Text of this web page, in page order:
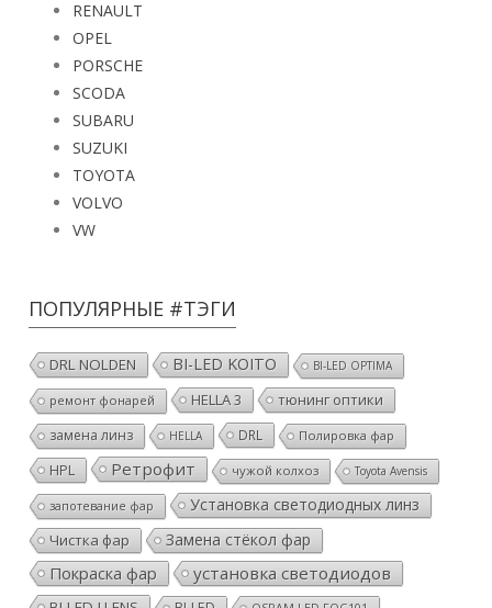
RENAULT
OPEL
PORSCHE
SCODA
SUBARU
SUZUKI
TOYOTA
VOLVO
VW
ПОПУЛЯРНЫЕ #ТЭГИ
DRL NOLDEN BI-LED KOITO BI-LED OPTIMA
ремонт фонарей HELLA 3 тюнинг оптики
замена линз HELLA DRL Полировка фар
HPL Ретрофит чужой колхоз Toyota Avensis
запотевание фар Установка светодиодных линз
Чистка фар Замена стёкол фар
Покраска фар установка светодиодов